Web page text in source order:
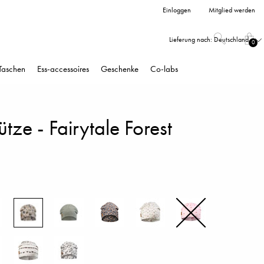
Einloggen Mitglied werden
Lieferung nach: Deutschland 0
Ess-accessoires Geschenke Co-labs
- Fairytale Forest